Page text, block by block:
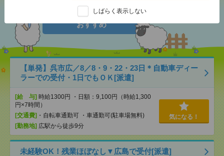
しばらく表示しない
あなたの閲覧履歴からの
おすすめ
【単発】呉市広／8／8・9・22・23日＊自動車ディー
ラーでの受付・1日でもＯＫ[派遣]
[給 与] 時給1300円 ・日額：9,100円（時給1,300
円×7時間）
[交通費] ・自転車通勤可 ・車通勤可(駐車場無料)
[勤務地] 広駅から徒歩9分
気になる！
未経験OK！残業ほぼなし▼広島で受付[派遣]